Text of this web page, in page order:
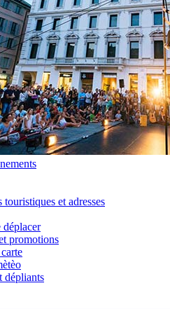
et adresses
déplacer
promotions
dépliants